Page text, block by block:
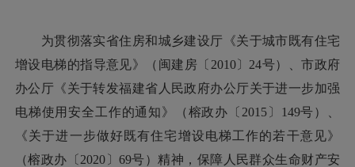
为贯彻落实省住房和城乡建设厅《关于城市既有住宅
增设电梯的指导意见》（闽建房〔2010〕24号）、市政府
办公厅《关于转发福建省人民政府办公厅关于进一步加强
电梯使用安全工作的通知》（榕政办〔2015〕149号）、
《关于进一步做好既有住宅增设电梯工作的若干意见》
（榕政办〔2020〕69号）精神，保障人民群众生命财产安